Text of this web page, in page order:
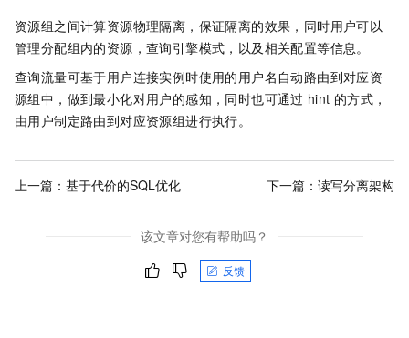
资源组之间计算资源物理隔离，保证隔离的效果，同时用户可以
管理分配组内的资源，查询引擎模式，以及相关配置等信息。
查询流量可基于用户连接实例时使用的用户名自动路由到对应资
源组中，做到最小化对用户的感知，同时也可通过 hint 的方式，
由用户制定路由到对应资源组进行执行。
上一篇： 基于代价的SQL优化 下一篇： 读写分离架构
该文章对您有帮助吗？
反馈